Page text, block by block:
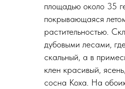
площадью около 35
покрывающаяся
растительностью.
дубовыми лесами,
скальный, а в
клен красивый,
сосна Коха. На